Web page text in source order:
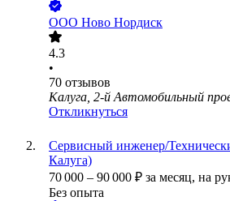
ООО Ново Нордиск
4.3
•
70 отзывов
Калуга, 2-й Автомобильный
Откликнуться
Сервисный инженер/
Калуга)
70 000 – 90 000 ₽ за месяц, на
Без опыта